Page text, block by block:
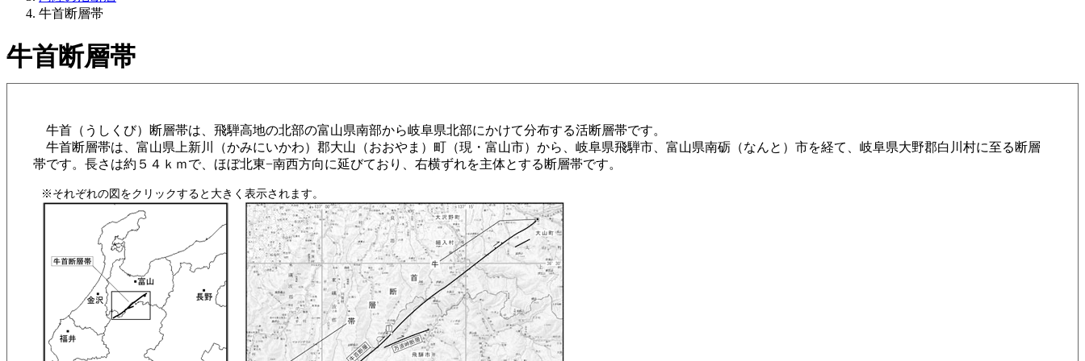
牛首断層帯
牛首断層帯
牛首（うしくび）断層帯は、飛騨高地の北部の富山県南部から岐阜県北部にかけて分布する活断層帯です。
牛首断層帯は、富山県上新川（かみにいかわ）郡大山（おおやま）町（現・富山市）から、岐阜県飛騨市、富山県南砺（なんと）市を経て、岐阜県大野郡白川村に至る断層
帯です。長さは約５４ｋｍで、ほぼ北東−南西方向に延びており、右横ずれを主体とする断層帯です。
※それぞれの図をクリックすると大きく表示されます。